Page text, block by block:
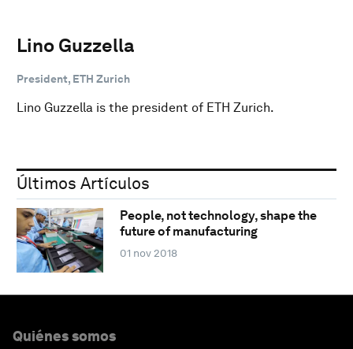
Lino Guzzella
President, ETH Zurich
Lino Guzzella is the president of ETH Zurich.
Últimos Artículos
People, not technology, shape the
future of manufacturing
01 nov 2018
Quiénes somos